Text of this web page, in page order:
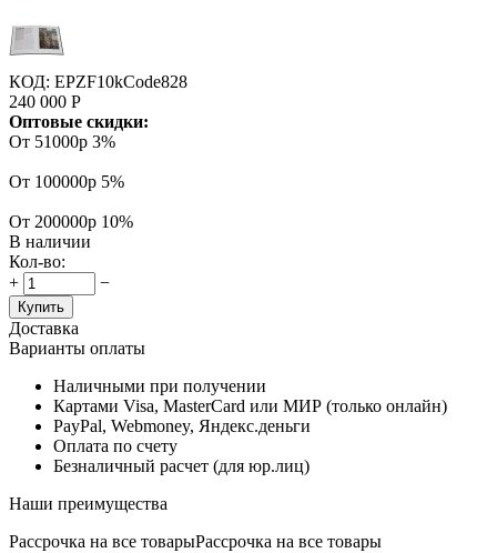
КОД: EPZF10kCode828
240 000 Р
Оптовые скидки:
От 51000р 3%
От 100000р 5%
От 200000р 10%
В наличии
Кол-во:
+
−
Купить
Доставка
Варианты оплаты
Наличными при получении
Картами Visa, MasterCard или МИР (только онлайн)
PayPal, Webmoney, Яндекс.деньги
Оплата по счету
Безналичный расчет (для юр.лиц)
Наши преимущества
Рассрочка на все товарыРассрочка на все товары